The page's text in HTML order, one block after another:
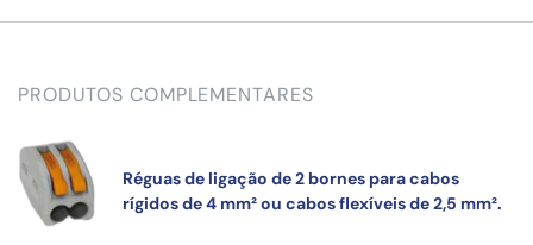
PRODUTOS COMPLEMENTARES
Réguas de ligação de 2 bornes para cabos
rígidos de 4 mm² ou cabos flexíveis de 2,5 mm².